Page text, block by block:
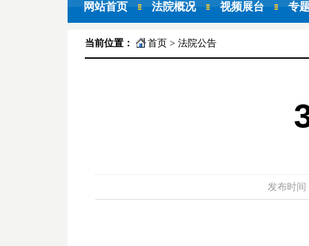
网站首页 法院概况 视频展台 专
当前位置： 首页 > 法院公告
发布时